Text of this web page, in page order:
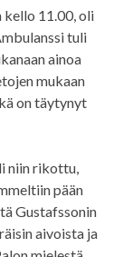
kello 11.00, oli
tuli
ainoa
mukaan
on täytynyt
niin rikottu,
pään
Gustafssonin
aivoista ja